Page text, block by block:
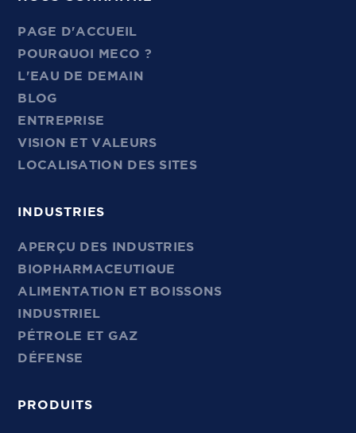
PAGE D'ACCUEIL
POURQUOI MECO ?
L'EAU DE DEMAIN
BLOG
ENTREPRISE
VISION ET VALEURS
LOCALISATION DES SITES
INDUSTRIES
APERÇU DES INDUSTRIES
BIOPHARMACEUTIQUE
ALIMENTATION ET BOISSONS
INDUSTRIEL
PÉTROLE ET GAZ
DÉFENSE
PRODUITS